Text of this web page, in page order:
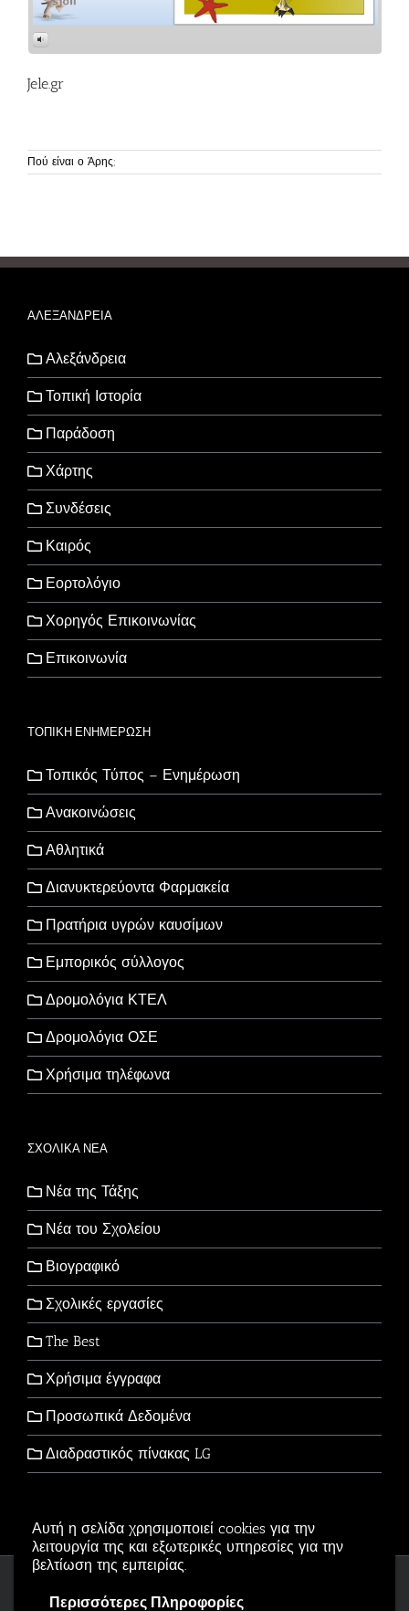
Αυτή η σελίδα χρησιμοποιεί cookies για την
λειτουργία της και εξωτερικές υπηρεσίες για την
βελτίωση της εμπειρίας.
Περισσότερες Πληροφορίες
Jele.gr
Πού είναι ο Άρης;
ΑΛΕΞΑΝΔΡΕΙΑ
Αλεξάνδρεια
Τοπική Ιστορία
Παράδοση
Χάρτης
Συνδέσεις
Καιρός
Εορτολόγιο
Χορηγός Επικοινωνίας
Επικοινωνία
ΤΟΠΙΚΗ ΕΝΗΜΕΡΩΣΗ
Τοπικός Τύπος – Ενημέρωση
Ανακοινώσεις
Αθλητικά
Διανυκτερεύοντα Φαρμακεία
Πρατήρια υγρών καυσίμων
Εμπορικός σύλλογος
Δρομολόγια ΚΤΕΛ
Δρομολόγια ΟΣΕ
Χρήσιμα τηλέφωνα
ΣΧΟΛΙΚΑ ΝΕΑ
Νέα της Τάξης
Νέα του Σχολείου
Βιογραφικό
Σχολικές εργασίες
The Best
Χρήσιμα έγγραφα
Προσωπικά Δεδομένα
Διαδραστικός πίνακας LG
Αρβανιτίδης Θεόδωρος Powered by